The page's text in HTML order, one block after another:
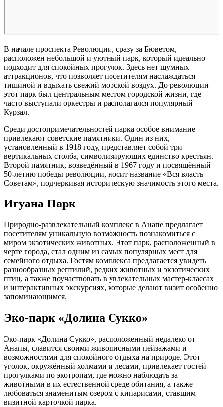
В начале проспекта Революции, сразу за Бюветом,
расположен небольшой и уютный парк, который идеально
подходит для спокойных прогулок. Здесь нет шумных
аттракционов, что позволяет посетителям наслаждаться
тишиной и вдыхать свежий морской воздух. До революции
этот парк был центральным местом городской жизни, где
часто выступали оркестры и располагался популярный
Курзал.
Среди достопримечательностей парка особое внимание
привлекают советские памятники. Один из них,
установленный в 1918 году, представляет собой три
вертикальных столба, символизирующих единство крестьян.
Второй памятник, возведённый в 1967 году и посвящённый
50-летию победы революции, носит название «Вся власть
Советам», подчеркивая историческую значимость этого места.
Игуана Парк
Природно-развлекательный комплекс в Анапе предлагает
посетителям уникальную возможность познакомиться с
миром экзотических животных. Этот парк, расположенный в
черте города, стал одним из самых популярных мест для
семейного отдыха. Гостям комплекса предлагается увидеть
разнообразных рептилий, редких животных и экзотических
птиц, а также поучаствовать в увлекательных мастер-классах
и интерактивных экскурсиях, которые делают визит особенно
запоминающимся.
Эко-парк «Долина Сукко»
Эко-парк «Долина Сукко», расположенный недалеко от
Анапы, славится своими живописными пейзажами и
возможностями для спокойного отдыха на природе. Этот
уголок, окружённый холмами и лесами, привлекает гостей
прогулками по экотропам, где можно наблюдать за
животными в их естественной среде обитания, а также
любоваться знаменитым озером с кипарисами, ставшим
визитной карточкой парка.